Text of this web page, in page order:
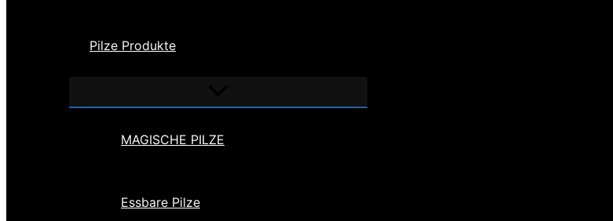
Pilze Produkte
umschalten
MAGISCHE PILZE
Essbare Pilze